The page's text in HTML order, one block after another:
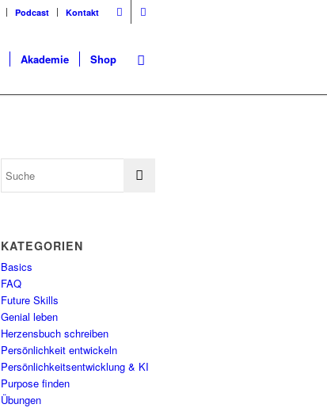
Podcast Kontakt
Akademie Shop
KATEGORIEN
Basics
FAQ
Future Skills
Genial leben
Herzensbuch schreiben
Persönlichkeit entwickeln
Persönlichkeitsentwicklung & KI
Purpose finden
Übungen